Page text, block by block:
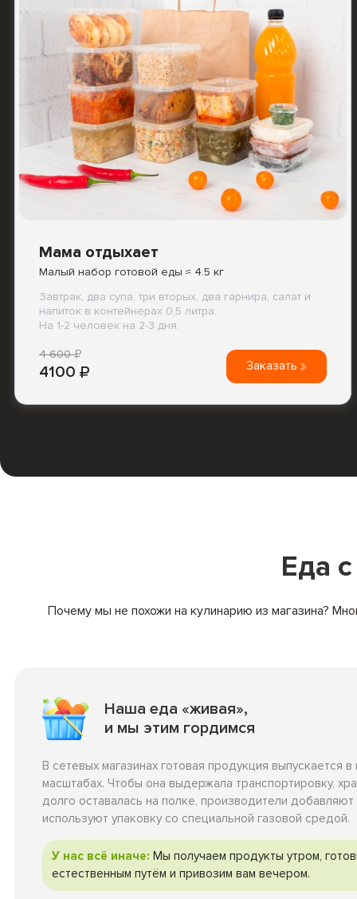
Мама отдыхает
Малый набор готовой еды ≈ 4.5 кг
Завтрак, два супа, три вторых, два гарнира, салат и
напиток в контейнерах 0,5 литра.
На 1-2 человек на 2-3 дня.
4 600
4100 Заказать
Еда
Почему мы не похожи на кулинарию из магазина?
Наша еда «живая»,
и мы этим гордимся
В сетевых магазинах готовая продукция выпускается
масштабах. Чтобы она выдержала транспортировку,
долго оставалась на полке, производители
используют упаковку со специальной газовой средой.
У нас всё иначе: Мы получаем продукты утром,
естественным путём и привозим вам вечером.